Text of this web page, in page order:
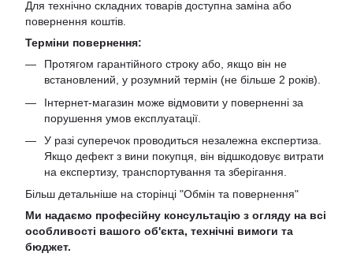
Для технічно складних товарів доступна заміна або
повернення коштів.
Терміни повернення:
Протягом гарантійного строку або, якщо він не
встановлений, у розумний термін (не більше 2 років).
Інтернет-магазин може відмовити у поверненні за
порушення умов експлуатації.
У разі суперечок проводиться незалежна експертиза.
Якщо дефект з вини покупця, він відшкодовує витрати
на експертизу, транспортування та зберігання.
Більш детальніше на сторінці "Обмін та повернення"
Ми надаємо професійну консультацію з огляду на всі
особливості вашого об'єкта, технічні вимоги та
бюджет.